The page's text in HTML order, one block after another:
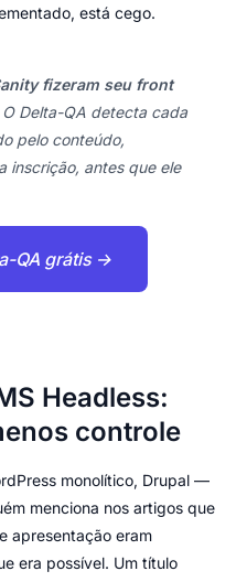
está cego.
fizeram seu front
Delta-QA detecta cada
pelo conteúdo,
inscrição, antes que ele
QA grátis →
Headless:
controle
monolítico, Drupal —
menciona nos artigos que
apresentação eram
era possível. Um título